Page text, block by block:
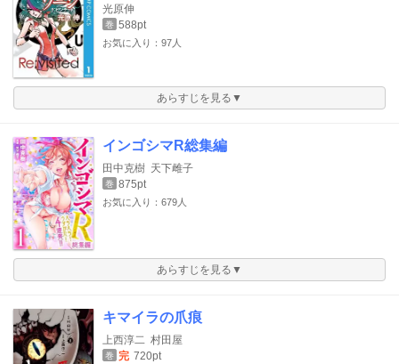
光原伸
巻 588pt
お気に入り：97人
あらすじを見る▼
インゴシマR総集編
田中克樹 天下雌子
巻 875pt
お気に入り：679人
あらすじを見る▼
キマイラの爪痕
上西淳二 村田屋
巻 完 720pt